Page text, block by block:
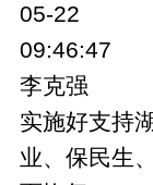
05-22
09:46:47
李克强
实施好支持
业、保民生